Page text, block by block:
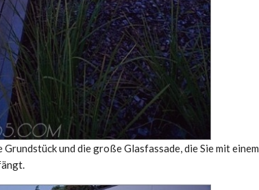
und die große Glasfassade, die Sie mit einem